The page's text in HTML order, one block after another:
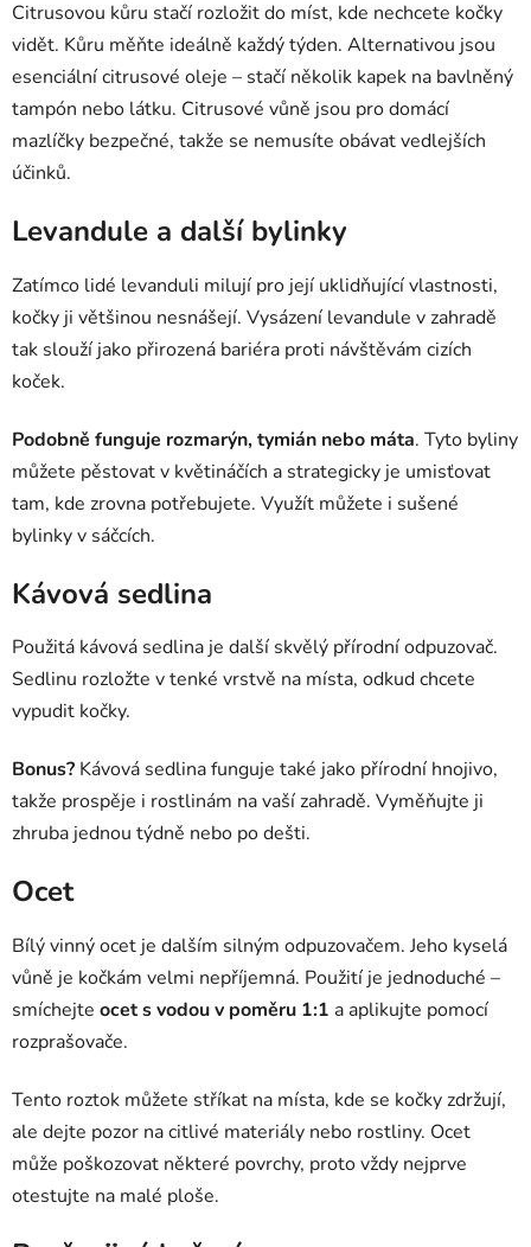
Citrusovou kůru stačí rozložit do míst, kde nechcete kočky
vidět. Kůru měňte ideálně každý týden. Alternativou jsou
esenciální citrusové oleje – stačí několik kapek na bavlněný
tampón nebo látku. Citrusové vůně jsou pro domácí
mazlíčky bezpečné, takže se nemusíte obávat vedlejších
účinků.
Levandule a další bylinky
Zatímco lidé levanduli milují pro její uklidňující vlastnosti,
kočky ji většinou nesnášejí. Vysázení levandule v zahradě
tak slouží jako přirozená bariéra proti návštěvám cizích
koček.
Podobně funguje rozmarýn, tymián nebo máta. Tyto byliny
můžete pěstovat v květináčích a strategicky je umisťovat
tam, kde zrovna potřebujete. Využít můžete i sušené
bylinky v sáčcích.
Kávová sedlina
Použitá kávová sedlina je další skvělý přírodní odpuzovač.
Sedlinu rozložte v tenké vrstvě na místa, odkud chcete
vypudit kočky.
Bonus? Kávová sedlina funguje také jako přírodní hnojivo,
takže prospěje i rostlinám na vaší zahradě. Vyměňujte ji
zhruba jednou týdně nebo po dešti.
Ocet
Bílý vinný ocet je dalším silným odpuzovačem. Jeho kyselá
vůně je kočkám velmi nepříjemná. Použití je jednoduché –
smíchejte ocet s vodou v poměru 1:1 a aplikujte pomocí
rozprašovače.
Tento roztok můžete stříkat na místa, kde se kočky zdržují,
ale dejte pozor na citlivé materiály nebo rostliny. Ocet
může poškozovat některé povrchy, proto vždy nejprve
otestujte na malé ploše.